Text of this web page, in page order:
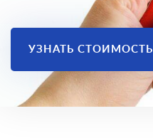
УЗНАТЬ СТОИМОСТЬ